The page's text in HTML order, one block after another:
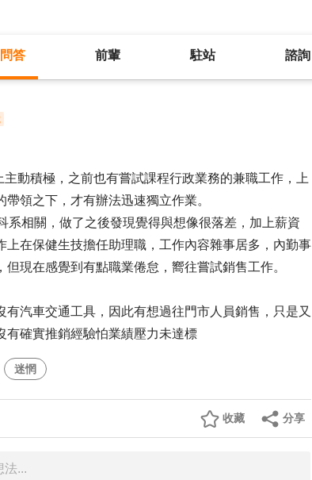
問答 前輩 駐站 諮詢
怕失敗
動積極，之前也有嘗試課程行政業務的兼職工作，上
領之下，才有辦法迅速獨立作業。
系相關，做了之後發現覺得與想像很落差，加上薪資
上在保健生技擔任助理職，工作內容雜事居多，內勤事
現在感覺到有點職業倦怠，嚮往嘗試銷售工作。
汽車交通工具，因此有想過往門市人員銷售，只是又
有確實推銷經驗怕業績壓力未達標
迷惘
分享
收藏